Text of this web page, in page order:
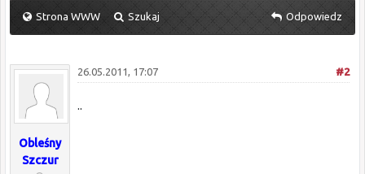
Strona WWW Szukaj Odpowiedz
Obleśny
Szczur
#2
26.05.2011, 17:07
..